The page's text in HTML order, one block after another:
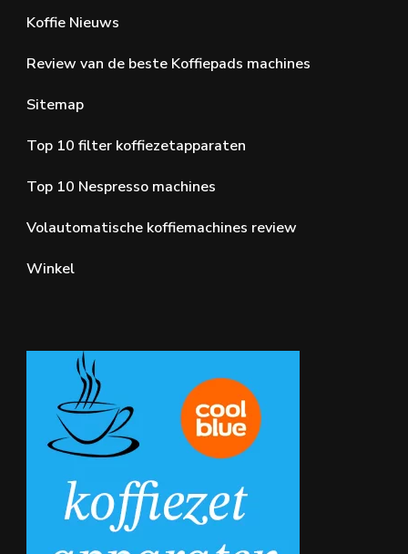
Koffie Nieuws
Review van de beste Koffiepads machines
Sitemap
Top 10 filter koffiezetapparaten
Top 10 Nespresso machines
Volautomatische koffiemachines review
Winkel